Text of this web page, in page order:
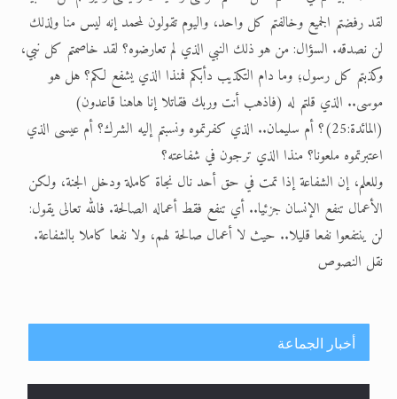
لقد رفضتم الجميع وخالفتم كل واحد، واليوم تقولون لمحمد إنه ليس منا ولذلك
لن نصدقه. السؤال: من هو ذلك النبي الذي لم تعارضوه؟ لقد خاصمتم كل نبي،
وكذبتم كل رسول؛ وما دام التكذيب دأبكم فمنذا الذي يشفع لكم؟ هل هو
موسى.. الذي قلتم له (فاذهب أنت وربك فقاتلا إنا هاهنا قاعدون)
(المائدة:25)؟ أم سليمان.. الذي كفرتموه ونسبتم إليه الشرك؟ أم عيسى الذي
اعتبرتموه ملعونا؟ منذا الذي ترجون في شفاعته؟
وللعلم، إن الشفاعة إذا تمت في حق أحد نال نجاة كاملة ودخل الجنة، ولكن
الأعمال تنفع الإنسان جزئيا.. أي تنفع فقط أعماله الصالحة. فالله تعالى يقول:
لن ينتفعوا نفعا قليلا.. حيث لا أعمال صالحة لهم، ولا نفعا كاملا بالشفاعة.
نقل النصوص
أخبار الجماعة
إتمام حفظ القرآن الكريم لثلاثة طلاب من مدرسة الحفظ
في غانا